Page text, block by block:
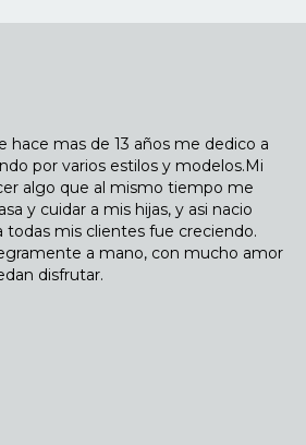
hace mas de 13 años me dedico a
por varios estilos y modelos.Mi
algo que al mismo tiempo me
y cuidar a mis hijas, y asi nacio
todas mis clientes fue creciendo.
a mano, con mucho amor
disfrutar.